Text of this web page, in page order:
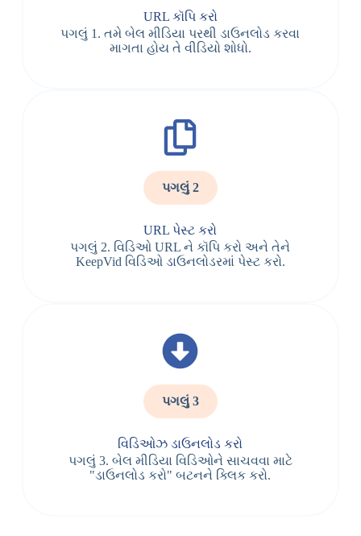
URL કૉપિ કરો
પગલું 1. તમે બેલ મીડિયા પરથી ડાઉનલોડ કરવા
માગતા હોય તે વીડિયો શોધો.
પગલું 2
URL પેસ્ટ કરો
પગલું 2. વિડિઓ URL ને કૉપિ કરો અને તેને
KeepVid વિડિઓ ડાઉનલોડરમાં પેસ્ટ કરો.
પગલું 3
વિડિઓઝ ડાઉનલોડ કરો
પગલું 3. બેલ મીડિયા વિડિઓને સાચવવા માટે
"ડાઉનલોડ કરો" બટનને ક્લિક કરો.